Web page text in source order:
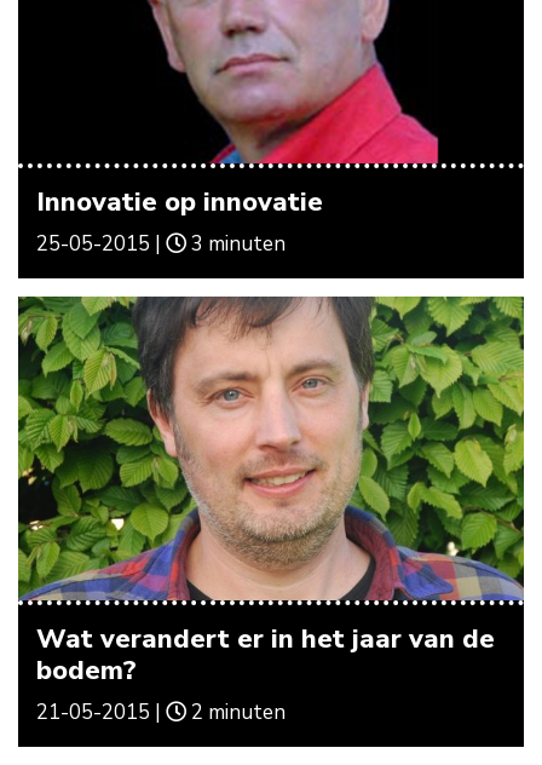
Innovatie op innovatie
25-05-2015 | 3 minuten
Wat verandert er in het jaar van de
bodem?
21-05-2015 | 2 minuten